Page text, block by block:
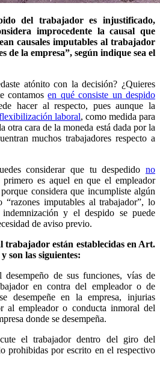
del trabajador es injustificado,
improcedente la causal que
causales imputables al trabajador
de la empresa”, según indique sea el
atónito con la decisión? ¿Quieres
contamosen qué consiste un despido
hacer al respecto, pues aunque la
laboral, como medida para
otra cara de la moneda está dada por la
muchos trabajadores respecto a
considerar que tu despedido no
es aquel en que el empleador
considera que incumpliste algún
“razones imputables al trabajador”, lo
y el despido se puede
de aviso previo.
trabajador están establecidas en Art.
son las siguientes:
de sus funciones, vías de
en contra del empleador o de
desempeñe en la empresa, injurias
al empleador o conducta inmoral del
donde se desempeña.
el trabajador dentro del giro del
prohibidas por escrito en el respectivo